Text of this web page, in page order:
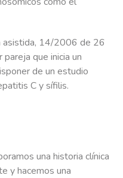
asistida, 14/2006 de 26
que inicia un
de un estudio
C y sífilis.
una historia clínica
y hacemos una